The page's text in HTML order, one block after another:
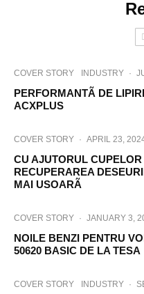
COVER STORY INDUSTRY ·
PERFORMANTÃ DE
ACXPLUS
COVER STORY · APRIL 23,
CU AJUTORUL
RECUPERAREA
MAI USOARÃ
COVER STORY · JANUARY 3,
NOILE BENZI PENTRU
50620 BASIC DE LA TESA
COVER STORY INDUSTRY ·